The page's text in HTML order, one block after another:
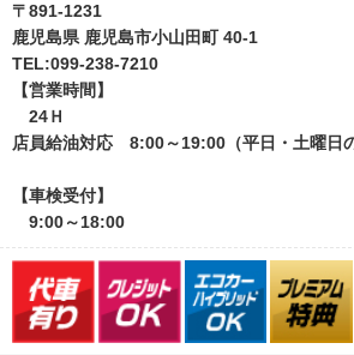
〒891-1231
鹿児島県 鹿児島市小山田町 40-1
TEL:099-238-7210
【営業時間】
24Ｈ
店員給油対応 8:00～19:00（平日・土曜日の
【車検受付】
9:00～18:00